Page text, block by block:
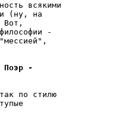
всякими
(ну, на
Вот,
-
Поэр -
по стилю